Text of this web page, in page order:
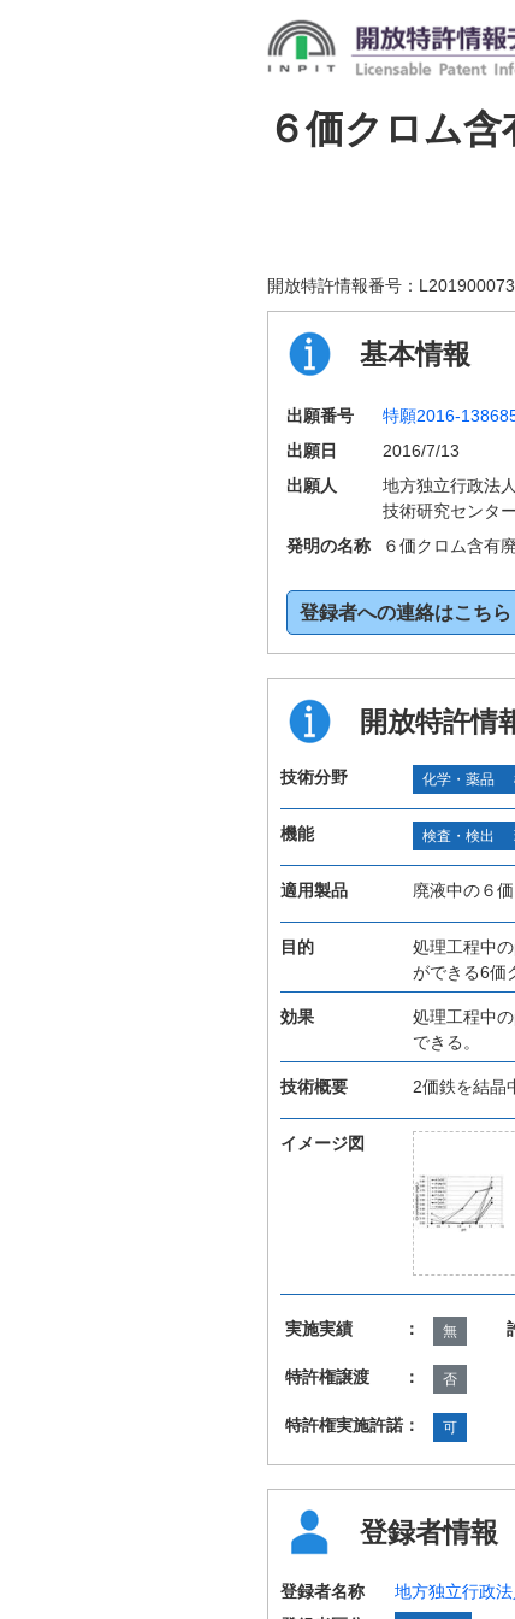
６価クロム
開放特許情報番号：
基本情報
出願番号 特願2016-
出願日
2016/7/13
出願人
地方独立行政法
技術研究センター
発明の名称 ６価クロム含有
登録者への連絡はこちら
開放特許情
技術分野 化学・薬品
機能 検査・検出
適用製品 廃液中の６
目的
処理工程中
ができる6価
効果
処理工程中
できる。
技術概要 2価鉄を結晶
イメージ図
実施実績 ： 無
特許権譲渡 ： 否
特許権実施許諾： 可
登録者情報
登録者名称
地方独立行政